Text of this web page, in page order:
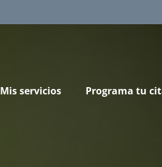
Mis servicios Programa tu